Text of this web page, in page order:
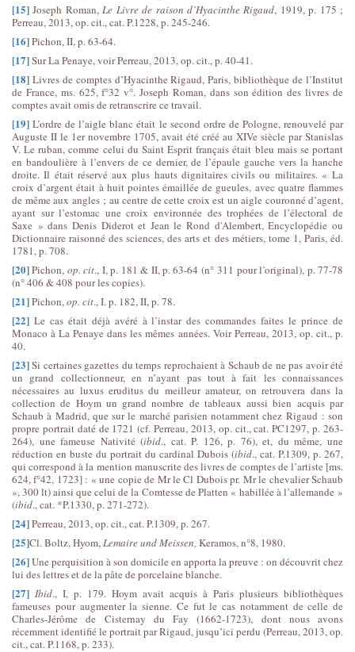
[15] Joseph Roman,Le Livre de raison d’Hyacinthe Rigaud, 1919, p. 175 ;
Perreau, 2013, op. cit., cat. P.1228, p. 245-246.
[16]Pichon, II, p. 63-64.
[17]Sur La Penaye, voir Perreau, 2013, op. cit., p. 40-41.
[18] Livres de comptes d’Hyacinthe Rigaud, Paris, bibliothèque de l’Institut
de France, ms. 625, f°32 v°. Joseph Roman, dans son édition des livres de
comptes avait omis de retranscrire ce travail.
[19] L’ordre de l’aigle blanc était le second ordre de Pologne, renouvelé par
Auguste II le 1er novembre 1705, avait été créé au XIVe siècle par Stanislas
V. Le ruban, comme celui du Saint Esprit français était bleu mais se portant
en bandoulière à l’envers de ce dernier, de l’épaule gauche vers la hanche
droite. Il était réservé aux plus hauts dignitaires civils ou militaires. « La
croix d’argent était à huit pointes émaillée de gueules, avec quatre flammes
de même aux angles ; au centre de cette croix est un aigle couronné d’agent,
ayant sur l’estomac une croix environnée des trophées de l’électoral de
Saxe » dans Denis Diderot et Jean le Rond d'Alembert, Encyclopédie ou
Dictionnaire raisonné des sciences, des arts et des métiers, tome 1, Paris, éd.
1781, p. 708.
[20]Pichon, op. cit., I, p. 181 & II, p. 63-64 (n° 311 pour l’original), p. 77-78
(n° 406 & 408 pour les copies).
[21]Pichon,op. cit., I. p. 182, II, p. 78.
[22] Le cas était déjà avéré à l’instar des commandes faites le prince de
Monaco à La Penaye dans les mêmes années. Voir Perreau, 2013, op. cit., p.
40.
[23]Si certaines gazettes du temps reprochaient à Schaub de ne pas avoir été
un grand collectionneur, en n’ayant pas tout à fait les connaissances
nécessaires au luxus eruditus du meilleur amateur, on retrouvera dans la
collection de Hoym un grand nombre de tableaux aussi bien acquis par
Schaub à Madrid, que sur le marché parisien notamment chez Rigaud : son
propre portrait daté de 1721 (cf. Perreau, 2013, op. cit., cat. PC1297, p. 263-
264), une fameuse Nativité (ibid., cat. P. 126, p. 76), et, du même, une
réduction en buste du portrait du cardinal Dubois (ibid., cat. P.1309, p. 267,
qui correspond à la mention manuscrite des livres de comptes de l’artiste [ms.
624, f°42, 1723] : « une copie de Mr le Cl Dubois pr. Mr le chevalier Schaub
», 300 lt) ainsi que celui de la Comtesse de Platten « habillée à l’allemande »
(ibid., cat. *P.1330, p. 271-272).
[24]Perreau, 2013, op. cit., cat. P.1309, p. 267.
[25]Cl. Boltz, Hyom,Lemaire und Meissen, Keramos, n°8, 1980.
[26]Une perquisition à son domicile en apporta la preuve : on découvrit chez
lui des lettres et de la pâte de porcelaine blanche.
[27] Ibid., I, p. 179. Hoym avait acquis à Paris plusieurs bibliothèques
fameuses pour augmenter la sienne. Ce fut le cas notamment de celle de
Charles-Jérôme de Cisternay du Fay (1662-1723), dont nous avons
récemment identifié le portrait par Rigaud, jusqu’ici perdu (Perreau, 2013, op.
cit., cat. P.1168, p. 233).